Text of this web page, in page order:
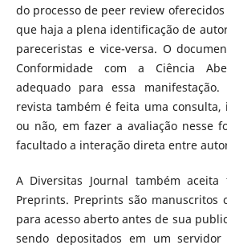
do processo de peer review
que haja a plena identificação de
pareceristas e vice-versa. O
Conformidade com a Ciência
adequado para essa
revista também é feita uma consulta,
ou não, em fazer a avaliação nesse
facultado a interação direta entre
A Diversitas Journal também aceita
Preprints. Preprints são manuscritos
para acesso aberto antes de sua
sendo depositados em um